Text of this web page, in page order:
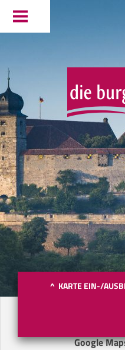
^ KARTE EIN-/
Google